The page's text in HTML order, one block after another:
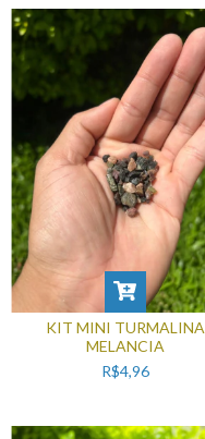
KIT MINI TURMALINA
MELANCIA
R$4,96